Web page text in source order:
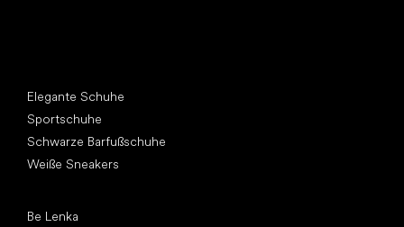
Elegante Schuhe
Sportschuhe
Schwarze Barfußschuhe
Weiße Sneakers
Be Lenka